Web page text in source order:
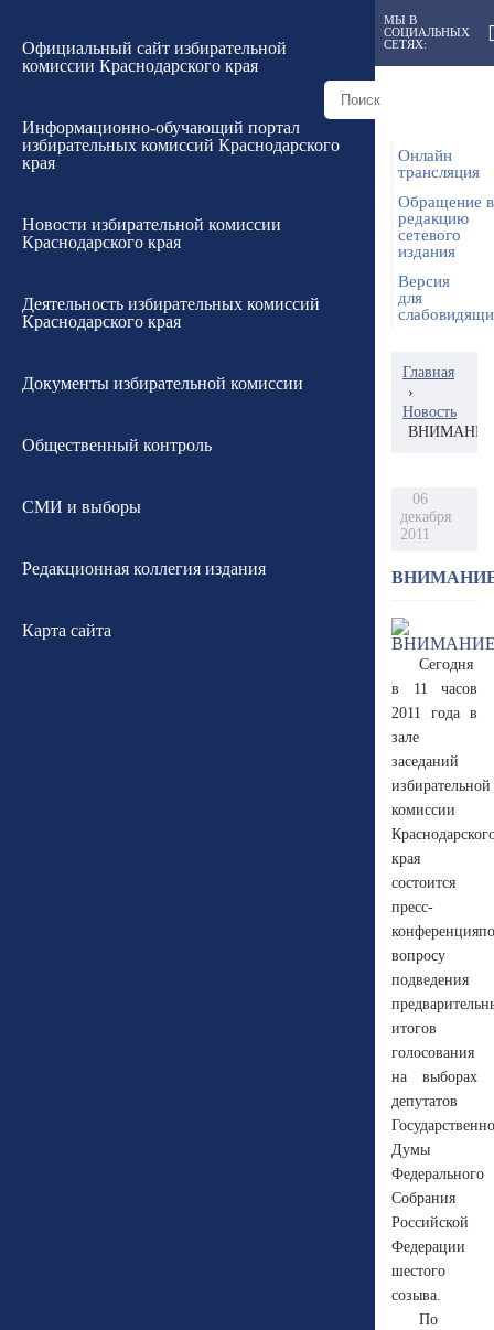
Официальный сайт избирательной
комиссии Краснодарского края
Информационно-обучающий портал
избирательных комиссий Краснодарского
края
Новости избирательной комиссии
Краснодарского края
Деятельность избирательных комиссий
Краснодарского края
Документы избирательной комиссии
Общественный контроль
СМИ и выборы
Редакционная коллегия издания
Карта сайта
МЫ В
СОЦИАЛЬНЫХ
СЕТЯХ:
Онлайн
трансляция
Обращение в
редакцию
сетевого
издания
Версия
для
Главная
›
Новость
06
декабря
2011
Сегодня
в 11 часов
2011 года в
зале
заседаний
избирательной
комиссии
края
состоится
пресс-
конференцияпо
вопросу
подведения
итогов
голосования
на выборах
депутатов
Думы
Федерального
Собрания
Российской
Федерации
шестого
созыва.
По